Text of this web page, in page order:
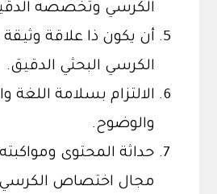
الكرسي وتخصصه
أن يكون ذا علاقة
الكرسي البحثي الدقيق.
الالتزام بسلامة اللغة
والوضوح.
حداثة المحتوى
مجال اختصاص الكرسي